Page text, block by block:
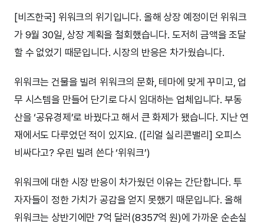
[비즈한국] 위워크의 위기입니다. 올해 상장 예정이던 위워크
가 9월 30일, 상장 계획을 철회했습니다. 도저히 금액을 조달
할 수 없었기 때문입니다. 시장의 반응은 차가웠습니다.
위워크는 건물을 빌려 위워크의 문화, 테마에 맞게 꾸미고, 업
무 시스템을 만들어 단기로 다시 임대하는 업체입니다. 부동
산을 ‘공유경제’로 바꿨다고 해서 큰 화제가 됐습니다. 지난 연
재에서도 다루었던 적이 있지요. ([리얼 실리콘밸리] 오피스
비싸다고? 우린 빌려 쓴다 ‘위워크’)
위워크에 대한 시장 반응이 차가웠던 이유는 간단합니다. 투
자자들이 정한 가치가 공감을 얻지 못했기 때문입니다. 올해
위워크는 상반기에만 7억 달러(8357억 원)에 가까운 순손실